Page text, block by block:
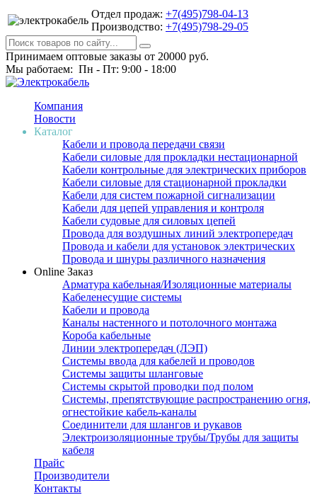
Отдел продаж: +7(495)798-04-13
Производство: +7(495)798-29-05
Принимаем оптовые заказы от 20000 руб.
Мы работаем: Пн - Пт: 9:00 - 18:00
Компания
Новости
Каталог
Кабели и провода передачи связи
Кабели силовые для прокладки нестационарной
Кабели контрольные для электрических приборов
Кабели силовые для стационарной прокладки
Кабели для систем пожарной сигнализации
Кабели для цепей управления и контроля
Кабели судовые для силовых цепей
Провода для воздушных линий электропередач
Провода и кабели для установок электрических
Провода и шнуры различного назначения
Online Заказ
Арматура кабельная/Изоляционные материалы
Кабеленесущие системы
Кабели и провода
Каналы настенного и потолочного монтажа
Короба кабельные
Линии электропередач (ЛЭП)
Системы ввода для кабелей и проводов
Системы защиты шланговые
Системы скрытой проводки под полом
Системы, препятствующие распространению огня,
огнестойкие кабель-каналы
Соединители для шлангов и рукавов
Электроизоляционные трубы/Трубы для защиты
кабеля
Прайс
Производители
Контакты